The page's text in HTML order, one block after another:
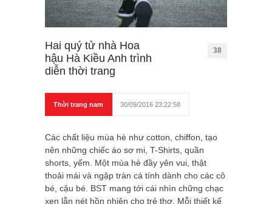
Hai quý tử nhà Hoa
hậu Hà Kiều Anh trình
diễn thời trang
38
Thời trang nam 30/09/2016 23:22:58
Các chất liệu mùa hè như cotton, chiffon, tạo
nên những chiếc áo sơ mi, T-Shirts, quần
shorts, yếm. Một mùa hè đầy yên vui, thật
thoải mái và ngập tràn cá tính dành cho các cô
bé, cậu bé. BST mang tới cái nhìn chững chạc
xen lẫn nét hồn nhiên cho trẻ thơ. Mỗi thiết kế